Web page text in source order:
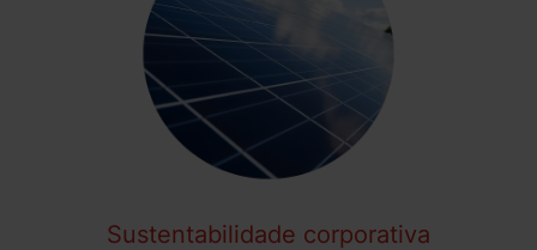
Sustentabilidade corporativa